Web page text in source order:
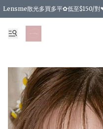
Lensme散光多買多平✿低至$150/
台灣Karacon⁩✧日拋 特價清貨❁⃘
日本韓國多款日/月拋現貨☼ 特價❤︎數
🇰🇷韓國多款月拋現貨 特價兩對$99✿
精選商品，任選買2件或以上9 折；
精選商品，任選買2件HKD 140.00
精選商品，任選買2件HKD 190.00
精選商品，任選買2件HKD 110.00；
精選商品，任選買2件HKD 170.00；
精選商品，任選買2件或以上減HKD
精選商品，任選買2件或以上減HKD
精選商品，任選買2件或以上95 折
精選商品，任選買12件或以上87 折
精選商品，任選買2件或以上減
精選商品，任選買2件或以上95 折
購物滿 HKD 800.00即享免運費優惠